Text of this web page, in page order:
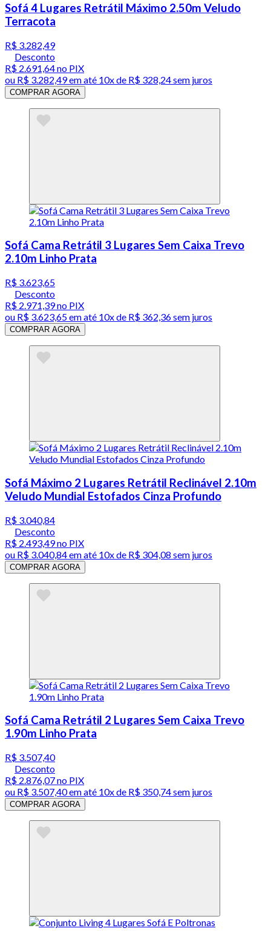
Sofá 4 Lugares Retrátil Máximo 2.50m Veludo
Terracota
R$ 3.282,49
Desconto
R$ 2.691,64no PIX
ou R$ 3.282,49em até 10x de R$ 328,24 sem juros
COMPRAR AGORA
Sofá Cama Retrátil 3 Lugares Sem Caixa Trevo
2.10m Linho Prata
R$ 3.623,65
Desconto
R$ 2.971,39no PIX
ou R$ 3.623,65em até 10x de R$ 362,36 sem juros
COMPRAR AGORA
Sofá Máximo 2 Lugares Retrátil Reclinável 2.10m
Veludo Mundial Estofados Cinza Profundo
R$ 3.040,84
Desconto
R$ 2.493,49no PIX
ou R$ 3.040,84em até 10x de R$ 304,08 sem juros
COMPRAR AGORA
Sofá Cama Retrátil 2 Lugares Sem Caixa Trevo
1.90m Linho Prata
R$ 3.507,40
Desconto
R$ 2.876,07no PIX
ou R$ 3.507,40em até 10x de R$ 350,74 sem juros
COMPRAR AGORA